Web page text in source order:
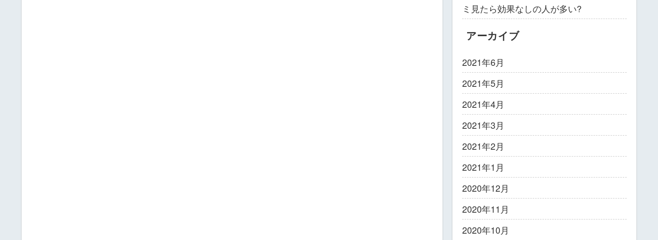
ミ見たら効果なしの人が多い?
アーカイブ
2021年6月
2021年5月
2021年4月
2021年3月
2021年2月
2021年1月
2020年12月
2020年11月
2020年10月